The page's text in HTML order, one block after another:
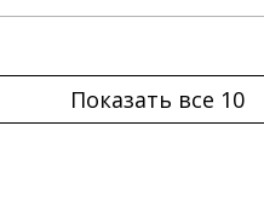
Показать все 10